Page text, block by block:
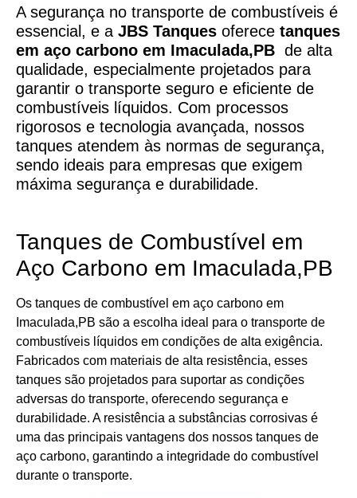
A segurança no transporte de combustíveis é
essencial, e a JBS Tanques oferece tanques
em aço carbono em Imaculada,PB de alta
qualidade, especialmente projetados para
garantir o transporte seguro e eficiente de
combustíveis líquidos. Com processos
rigorosos e tecnologia avançada, nossos
tanques atendem às normas de segurança,
sendo ideais para empresas que exigem
máxima segurança e durabilidade.
Tanques de Combustível em
Aço Carbono em Imaculada,PB
Os tanques de combustível em aço carbono em
Imaculada,PB são a escolha ideal para o transporte de
combustíveis líquidos em condições de alta exigência.
Fabricados com materiais de alta resistência, esses
tanques são projetados para suportar as condições
adversas do transporte, oferecendo segurança e
durabilidade. A resistência a substâncias corrosivas é
uma das principais vantagens dos nossos tanques de
aço carbono, garantindo a integridade do combustível
durante o transporte.